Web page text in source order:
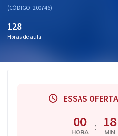
(CÓDIGO: 200746)
128
Horas de aula
ESSAS
00
HORA : 18
MIN